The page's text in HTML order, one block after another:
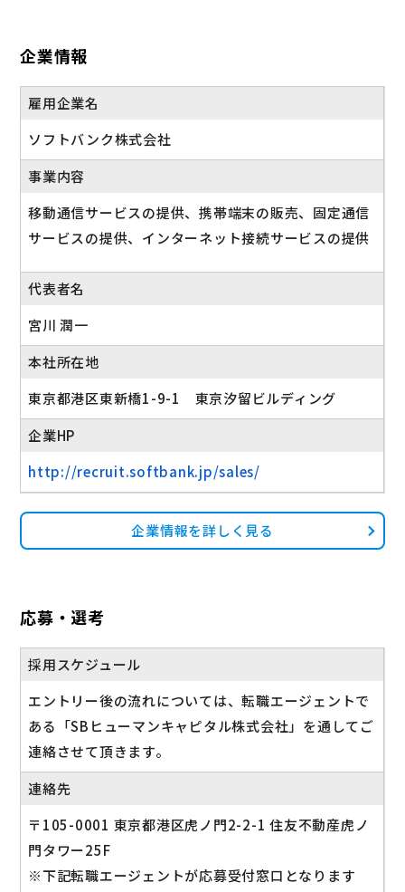
企業情報
雇用企業名
ソフトバンク株式会社
事業内容
移動通信サービスの提供、携帯端末の販売、固定通信
サービスの提供、インターネット接続サービスの提供
代表者名
宮川 潤一
本社所在地
東京都港区東新橋1-9-1 東京汐留ビルディング
企業HP
http://recruit.softbank.jp/sales/
企業情報を詳しく見る
応募・選考
採用スケジュール
エントリー後の流れについては、転職エージェントで
ある「SBヒューマンキャピタル株式会社」を通してご
連絡させて頂きます。
連絡先
〒105-0001 東京都港区虎ノ門2-2-1 住友不動産虎ノ
門タワー25F
※下記転職エージェントが応募受付窓口となります